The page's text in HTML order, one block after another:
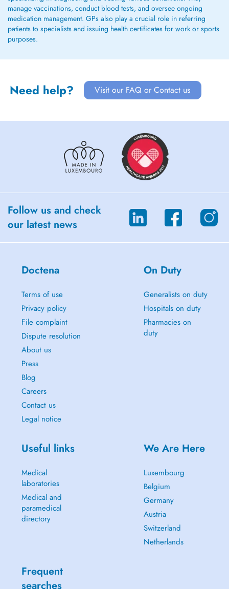
manage vaccinations, conduct blood tests, and oversee ongoing
medication management. GPs also play a crucial role in referring
patients to specialists and issuing health certificates for work or sports
purposes.
Need help? Visit our FAQ or Contact us
Follow us and check
our latest news
Doctena
Terms of use
Privacy policy
File complaint
Dispute resolution
About us
Press
Blog
Careers
Contact us
Legal notice
On Duty
Generalists on duty
Hospitals on duty
Pharmacies on
duty
Useful links
Medical
laboratories
Medical and
paramedical
directory
We Are Here
Luxembourg
Belgium
Germany
Austria
Switzerland
Netherlands
Frequent
searches